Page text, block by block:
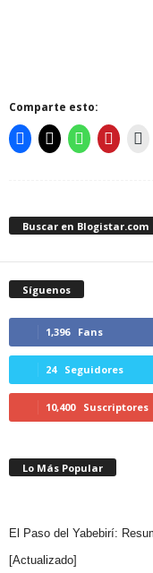
Comparte esto:
Buscar en Blogistar.com
Síguenos
1,396 Fans
24 Seguidores
10,400 Suscriptores
Lo Más Popular
El Paso del Yabebirí:
[Actualizado]